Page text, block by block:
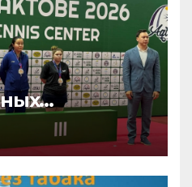
тенниса ПОДА